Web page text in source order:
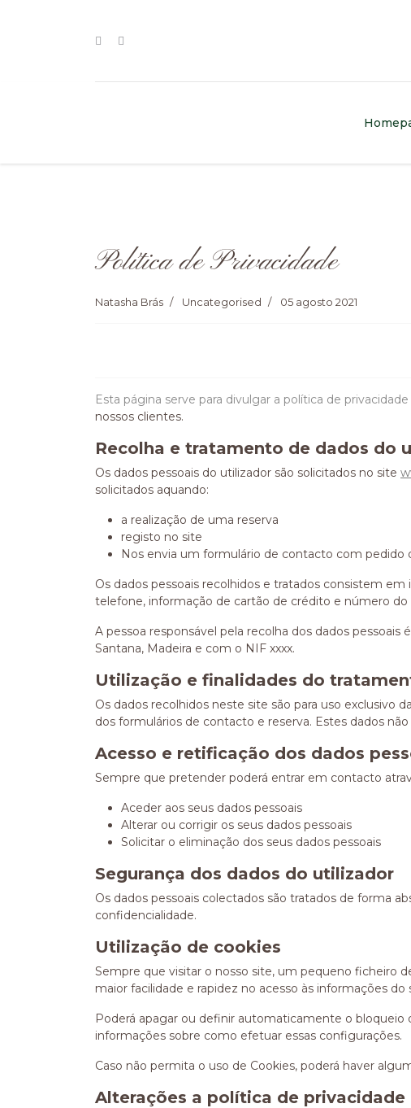
Política de Privacidade
Natasha Brás Uncategorised 05 agosto 2021
Esta página serve para divulgar a política de privacidade
nossos clientes.
Recolha e tratamento de dados do
Os dados pessoais do utilizador são solicitados no site
solicitados aquando:
a realização de uma reserva
registo no site
Nos envia um formulário de contacto com pedido
Os dados pessoais recolhidos e tratados consistem
telefone, informação de cartão de crédito e número
A pessoa responsável pela recolha dos dados pessoais
Santana, Madeira e com o NIF xxxx.
Utilização e finalidades do
Os dados recolhidos neste site são para uso exclusivo
dos formulários de contacto e reserva. Estes dados
Acesso e retificação dos dados
Sempre que pretender poderá entrar em contacto
Aceder aos seus dados pessoais
Alterar ou corrigir os seus dados pessoais
Solicitar o eliminação dos seus dados pessoais
Segurança dos dados do utilizador
Os dados pessoais colectados são tratados de forma
confidencialidade.
Utilização de cookies
Sempre que visitar o nosso site, um pequeno ficheiro
maior facilidade e rapidez no acesso às informações
Poderá apagar ou definir automaticamente o bloqueio
informações sobre como efetuar essas configurações.
Caso não permita o uso de Cookies, poderá haver
Alterações a política de privacidade